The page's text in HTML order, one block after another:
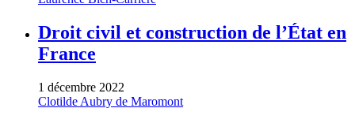
Droit civil et construction de l’État en
France
1 décembre 2022
Clotilde Aubry de Maromont